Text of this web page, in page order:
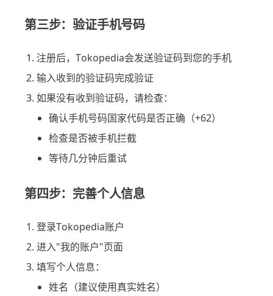
第三步：验证手机号码
注册后，Tokopedia会发送验证码到您的手机
输入收到的验证码完成验证
如果没有收到验证码，请检查：
确认手机号码国家代码是否正确（+62）
检查是否被手机拦截
等待几分钟后重试
第四步：完善个人信息
登录Tokopedia账户
进入"我的账户"页面
填写个人信息：
姓名（建议使用真实姓名）